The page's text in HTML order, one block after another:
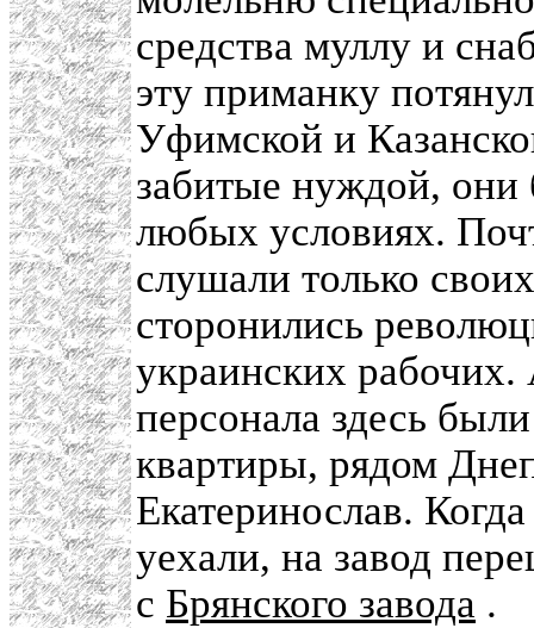
средства муллу и
эту приманку
Уфимской и
забитые нуждой,
любых условиях.
слушали только
сторонились
украинских
персонала здесь
квартиры, рядом
Екатеринослав.
уехали, на завод
с Брянского завода .